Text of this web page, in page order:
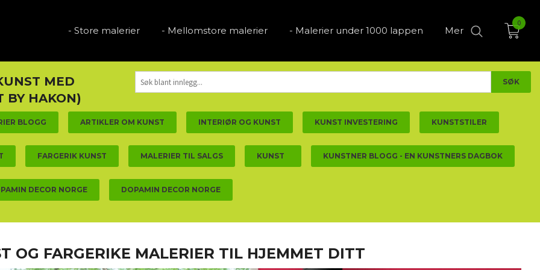
- Store malerier - Mellomstore malerier - Malerier under 1000 lappen Mer
0
MED
BY HAKON)
BLOGG ARTIKLER OM KUNST INTERIØR OG KUNST KUNST INVESTERING KUNSTSTILER
FARGERIK KUNST MALERIER TIL SALGS KUNST KUNSTNER BLOGG - EN KUNSTNERS DAGBOK
DECOR NORGE DOPAMIN DECOR NORGE
OG FARGERIKE MALERIER TIL HJEMMET DITT